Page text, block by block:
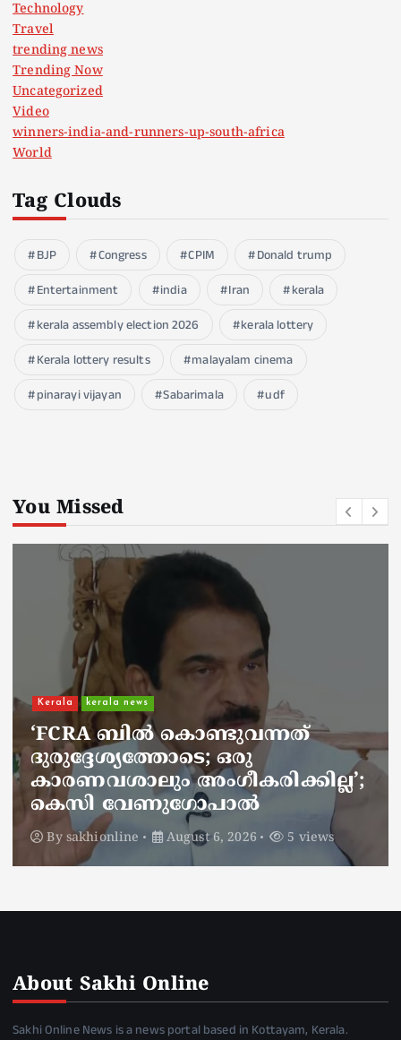
Technology
Travel
trending news
Trending Now
Uncategorized
Video
winners-india-and-runners-up-south-africa
World
Tag Clouds
BJP Congress CPIM
Donald trump
Entertainment
india Iran
kerala
kerala assembly election 2026
kerala lottery
Kerala lottery results
malayalam cinema
pinarayi vijayan
Sabarimala udf
You Missed
kerala news
ചാലിശേരിയില്‍ സര്‍ക്കാര്‍
ജനകീയ ആരോഗ്യകേന്ദ്രത്തില്‍
നഴ്സിന് അണലിയുടെ കടിയേറ്റു;
അണലിയുടെ കടിയേറ്റത്
ഡ്യൂട്ടിക്കിടെ
By sakhionline August 6, 2026 5 views
About Sakhi Online
Sakhi Online News is a news portal based in Kottayam, Kerala.